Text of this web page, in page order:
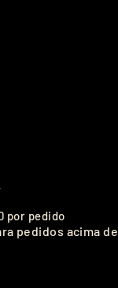
por pedido
pedidos acima de